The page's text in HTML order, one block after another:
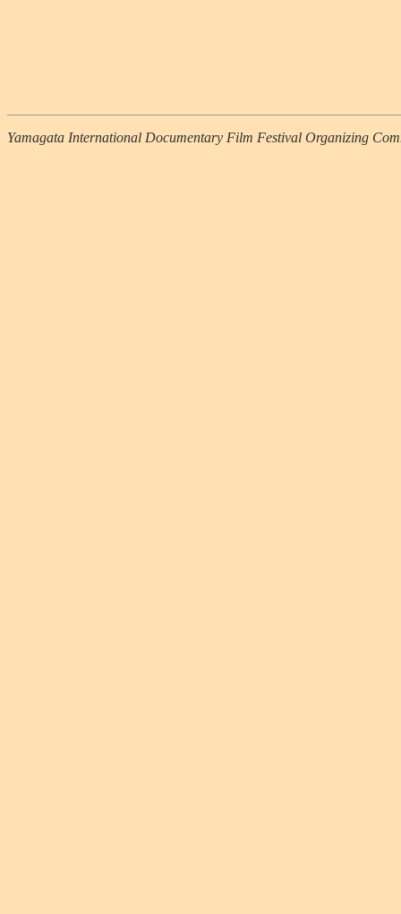
Yamagata International Documentary Film Festival Organizing